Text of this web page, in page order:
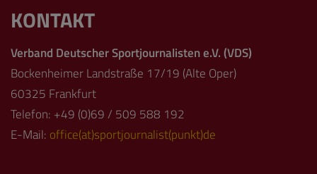
KONTAKT
Verband Deutscher Sportjournalisten e.V. (VDS)
Bockenheimer Landstraße 17/19 (Alte Oper)
60325 Frankfurt
Telefon: +49 (0)69 / 509 588 192
E-Mail: office(at)sportjournalist(punkt)de